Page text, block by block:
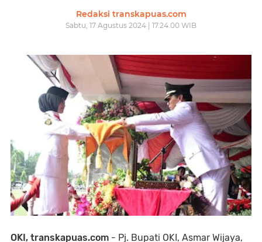
Redaksi transkapuas.com
Sabtu, 17 Agustus 2024 | 17.24.00 WIB
OKI, transkapuas.com - Pj. Bupati OKI, Asmar Wijaya,